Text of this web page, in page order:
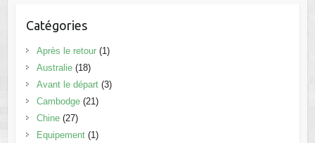
Catégories
Après le retour(1)
Australie(18)
Avant le départ(3)
Cambodge(21)
Chine(27)
Equipement(1)